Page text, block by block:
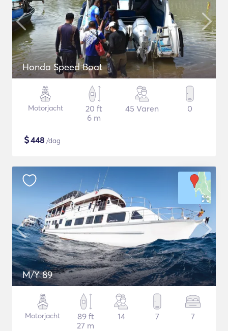
Honda Speed Boat
Motorjacht
20 ft
6 m
45 Varen 0
$448 /dag
M/Y 89
Motorjacht
89 ft
27 m
14 7 7